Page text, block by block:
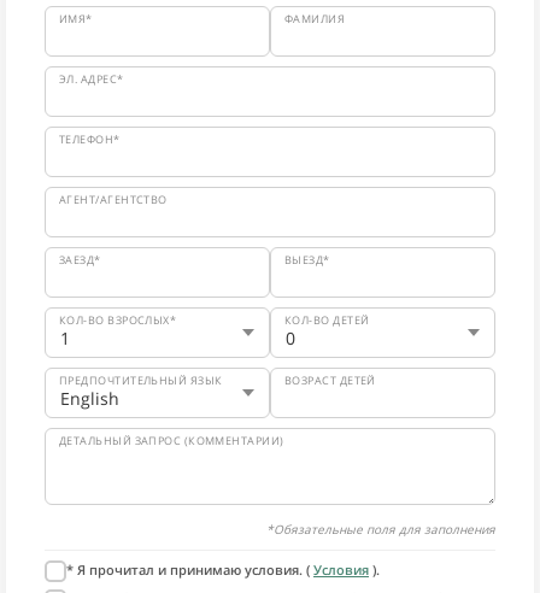
ИМЯ* ФАМИЛИЯ
ЭЛ. АДРЕС*
ТЕЛЕФОН*
АГЕНТ/АГЕНТСТВО
ЗАЕЗД* ВЫЕЗД*
КОЛ-ВО ВЗРОСЛЫХ* КОЛ-ВО ДЕТЕЙ
ПРЕДПОЧТИТЕЛЬНЫЙ ЯЗЫК ВОЗРАСТ ДЕТЕЙ
ДЕТАЛЬНЫЙ ЗАПРОС (КОММЕНТАРИИ)
*Обязательные поля для заполнения
* Я прочитал и принимаю условия. ( Условия ).